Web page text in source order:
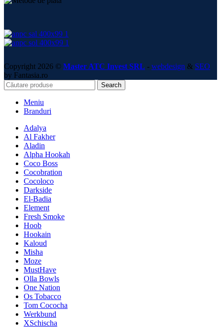
Copyright 2026 © Master ATC Invest SRL - webdesign & SEO
by Fantasia.ro
Search
Meniu
Branduri
Adalya
Al Fakher
Aladin
Alpha Hookah
Coco Boss
Cocobration
Cocoloco
Darkside
El-Badia
Element
Fresh Smoke
Hoob
Hookain
Kaloud
Misha
Moze
MustHave
Olla Bowls
One Nation
Os Tobacco
Tom Cococha
Werkbund
XSchischa